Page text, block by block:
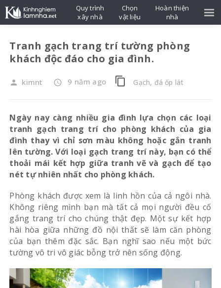
Tranh gạch trang trí tường phòng
khách độc đáo cho gia đình.
person kimnt access_time 9 năm ago content_copy Gạch, đá ốp lát
Ngày nay càng nhiều gia đình lựa chọn các loại
tranh gạch trang trí cho phòng khách của gia
đình thay vì chỉ sơn màu không hoặc gắn tranh
lên tường. Với loại gạch trang trí này, bạn có thể
thoải mái kết hợp giữa tranh vẽ và gạch để tạo
nét tự nhiên nhất cho phòng khách.
Phòng khách được xem là linh hồn của cả ngôi nhà.
Không riêng mình bạn mà tất cả mọi người đều cố
gắng trang trí cho chúng thật đẹp. Một sự kết hợp
hài hòa giữa những đồ nội thất sẽ làm căn phòng
của bạn thêm đặc sắc. Bạn nghĩ sao nếu một bức
tường vô tri vô giác bỗng trở nên sống động.
Quy trình
xây nhà
Chọn
vật liệu
Hoàn thiện
nhà